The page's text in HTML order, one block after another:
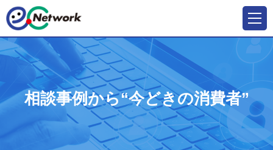
相談事例から“今どきの消費者”